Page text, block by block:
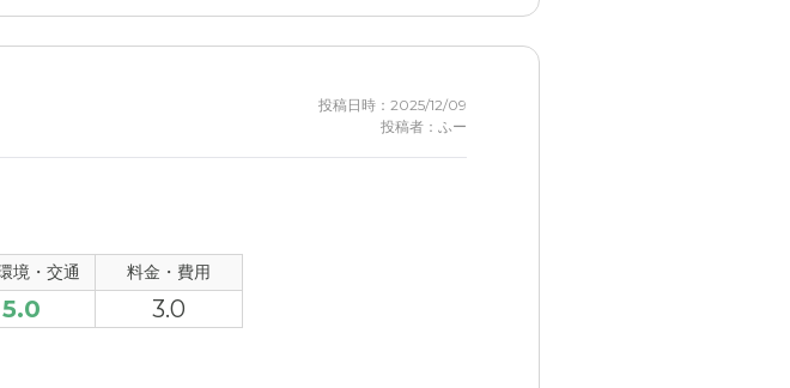
投稿日時：2025/12/09
投稿者：ふー
境・交通 料金・費用
5.0 3.0